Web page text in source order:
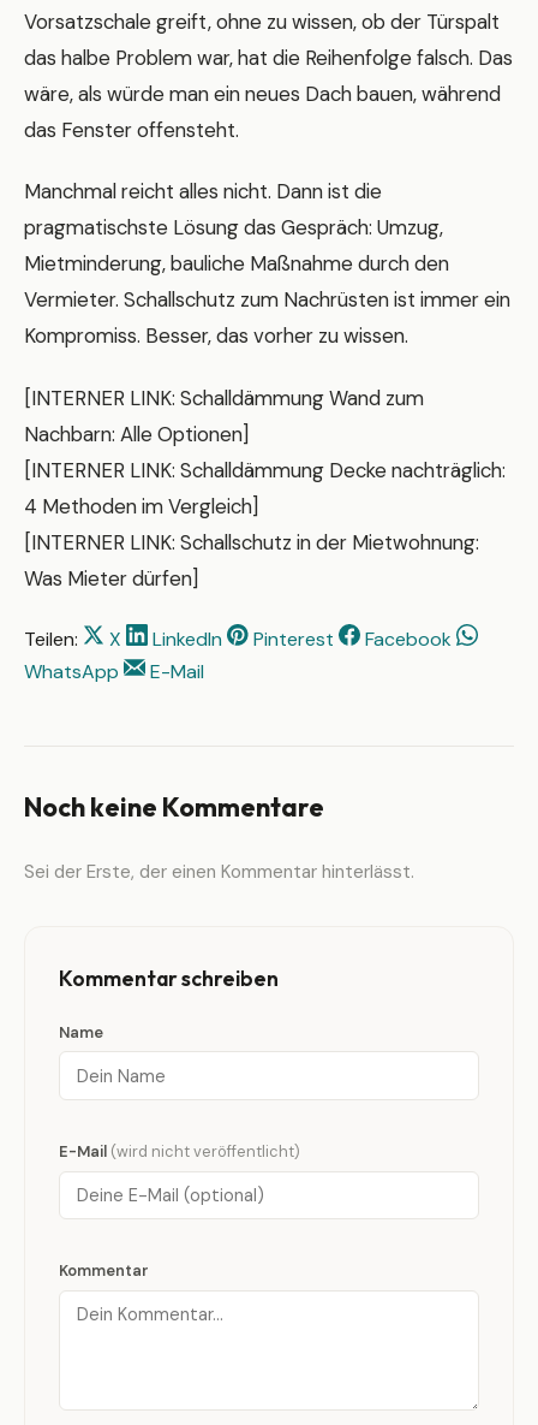
Vorsatzschale greift, ohne zu wissen, ob der Türspalt
das halbe Problem war, hat die Reihenfolge falsch. Das
wäre, als würde man ein neues Dach bauen, während
das Fenster offensteht.
Manchmal reicht alles nicht. Dann ist die
pragmatischste Lösung das Gespräch: Umzug,
Mietminderung, bauliche Maßnahme durch den
Vermieter. Schallschutz zum Nachrüsten ist immer ein
Kompromiss. Besser, das vorher zu wissen.
[INTERNER LINK: Schalldämmung Wand zum
Nachbarn: Alle Optionen]
[INTERNER LINK: Schalldämmung Decke nachträglich:
4 Methoden im Vergleich]
[INTERNER LINK: Schallschutz in der Mietwohnung:
Was Mieter dürfen]
Teilen: X LinkedIn Pinterest
Facebook
WhatsApp
E-Mail
Noch keine Kommentare
Sei der Erste, der einen Kommentar hinterlässt.
Kommentar schreiben
Name
E-Mail (wird nicht veröffentlicht)
Kommentar